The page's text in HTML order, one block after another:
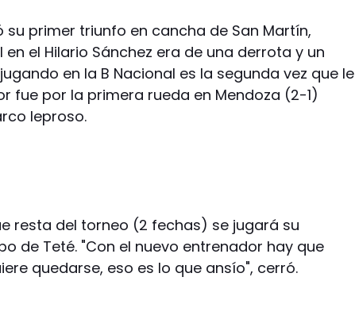
su primer triunfo en cancha de San Martín,
el Hilario Sánchez era de una derrota y un
en la B Nacional es la segunda vez que le
fue por la primera rueda en Mendoza (2-1)
leproso.
resta del torneo (2 fechas) se jugará su
de Teté. "Con el nuevo entrenador hay que
quedarse, eso es lo que ansío", cerró.